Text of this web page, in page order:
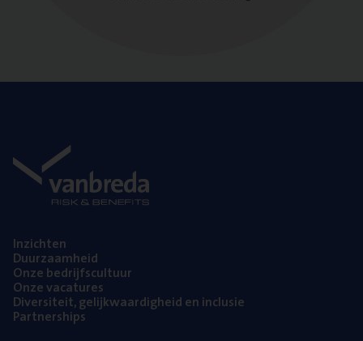
Inzich­ten
Duur­zaam­heid
Onze bedrijfs­cul­tuur
Onze vaca­tu­res
Diver­si­teit, gelijk­waar­dig­heid en inclusie
Part­ner­ships